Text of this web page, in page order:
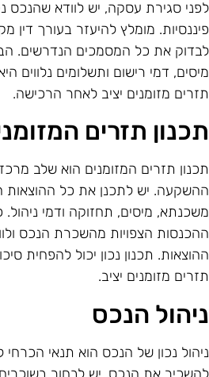
סגירת עסקה, יש לוודא שהנכס
מומלץ להיעזר בעורך דין
את כל המסמכים הנדרשים.
דמי רישום ותשלומים נלווים
מזומנים יציב לאחר הרכישה.
תזרים
תזרים המזומנים הוא שלב
יש לתכנן את כל ההוצאות
מיסים, תחזוקה ודמי ניהול.
הצפויות מהשכרת הנכס
תכנון נכון יכול להפחית
מזומנים יציב.
הנכס
נכון של הנכס הוא תנאי
את הנכס, יש לבחור בשוכרים